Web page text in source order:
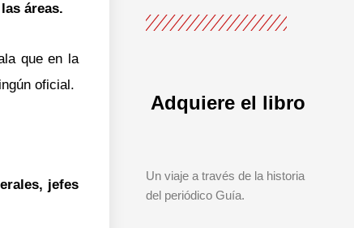
áreas.
que en la
oficial.
jefes
Adquiere el libro
Un viaje a través de la historia
del periódico Guía.